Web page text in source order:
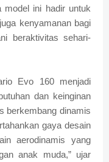
model ini hadir untuk
kenyamanan bagi
beraktivitas sehari-
Evo 160 menjadi
dan keinginan
berkembang dinamis
gaya desain
aerodinamis yang
anak muda,” ujar